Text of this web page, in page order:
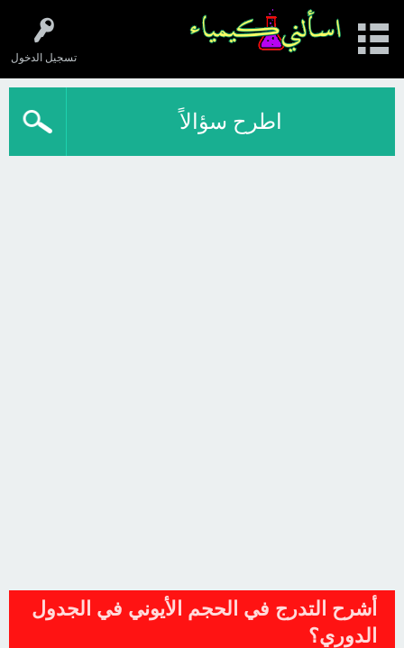
تسجيل الدخول
اطرح سؤالاً
أشرح التدرج في الحجم الأيوني في الجدول
الدوري؟